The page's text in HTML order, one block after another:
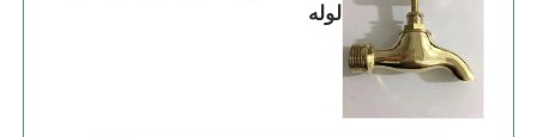
لوله